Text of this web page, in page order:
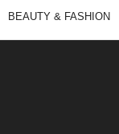
BEAUTY & FASHION